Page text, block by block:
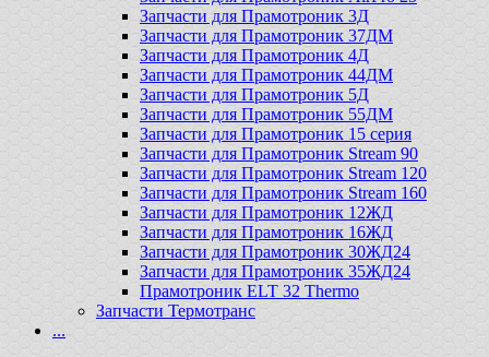
Запчасти для Прамотроник 3Д
Запчасти для Прамотроник 37ДМ
Запчасти для Прамотроник 4Д
Запчасти для Прамотроник 44ДМ
Запчасти для Прамотроник 5Д
Запчасти для Прамотроник 55ДМ
Запчасти для Прамотроник 15 серия
Запчасти для Прамотроник Stream 90
Запчасти для Прамотроник Stream 120
Запчасти для Прамотроник Stream 160
Запчасти для Прамотроник 12ЖД
Запчасти для Прамотроник 16ЖД
Запчасти для Прамотроник 30ЖД24
Запчасти для Прамотроник 35ЖД24
Прамотроник ELT 32 Thermo
Запчасти Термотранс
...